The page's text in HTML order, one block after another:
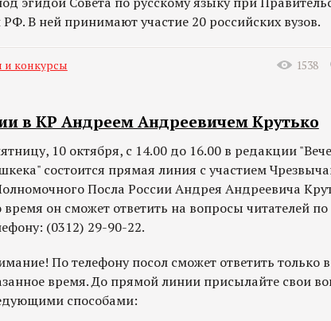
В ней принимают участие 20 российских вузов.
и конкурсы 1538
в КР Андреем Андреевичем Крутько
10 октября, с 14.00 до 16.00 в редакции
состоится прямая линия с участием
Посла России Андрея Андреевича
время он сможет ответить на вопросы читателей по
(0312) 29-90-22.
По телефону посол сможет ответить только в
время. До прямой линии присылайте свои
способами: